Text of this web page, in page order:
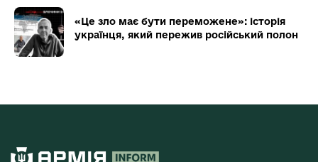
«Це зло має бути переможене»: історія
українця, який пережив російський полон